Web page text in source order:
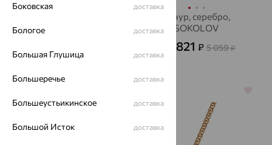
от
1 463 042
Шнур, серебро,
SOKOLOV
1 821 ₽ 5 059₽
Боковская доставка
Бологое доставка
Большая Глушица доставка
Большеречье доставка
Большеустьикинское доставка
Большой Исток доставка